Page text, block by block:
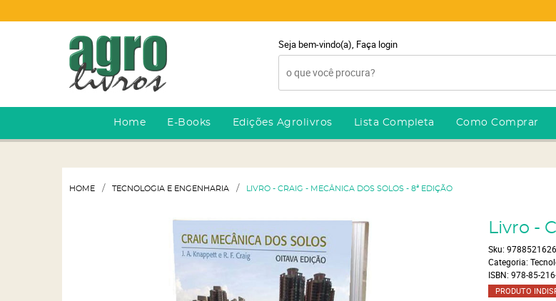
Seja bem-vindo(a), Faça login
Home E-Books Edições Agrolivros Lista Completa Como Comprar
HOME TECNOLOGIA E ENGENHARIA LIVRO - CRAIG - MECÂNICA DOS SOLOS - 8ª EDIÇÃO
Livro -
Sku:
Categoria:
ISBN: 978-85-
PRODUTO